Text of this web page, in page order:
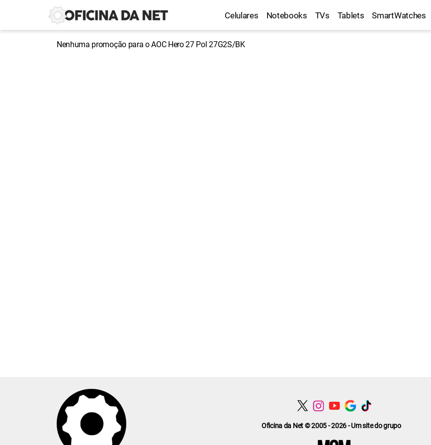
Celulares Notebooks TVs Tablets SmartWatches
Nenhuma promoção para o AOC Hero 27 Pol 27G2S/BK
Oficina da Net © 2005 - 2026 - Um site do grupo